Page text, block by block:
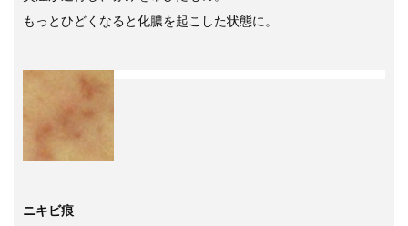
もっとひどくなると化膿を起こした状態に。
ニキビ痕